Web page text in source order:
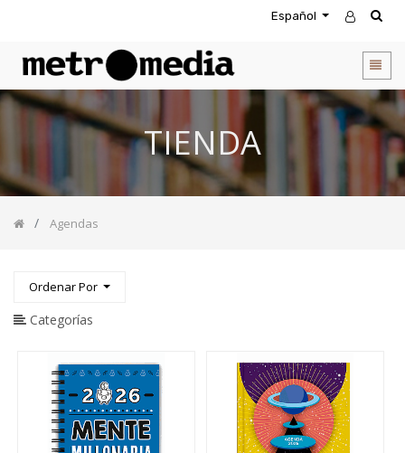
Español
TIENDA
Agendas
Ordenar Por
Categorías
PRODUCTOS
productos
Novedades
Agendas
Accesorios
Entretenimiento